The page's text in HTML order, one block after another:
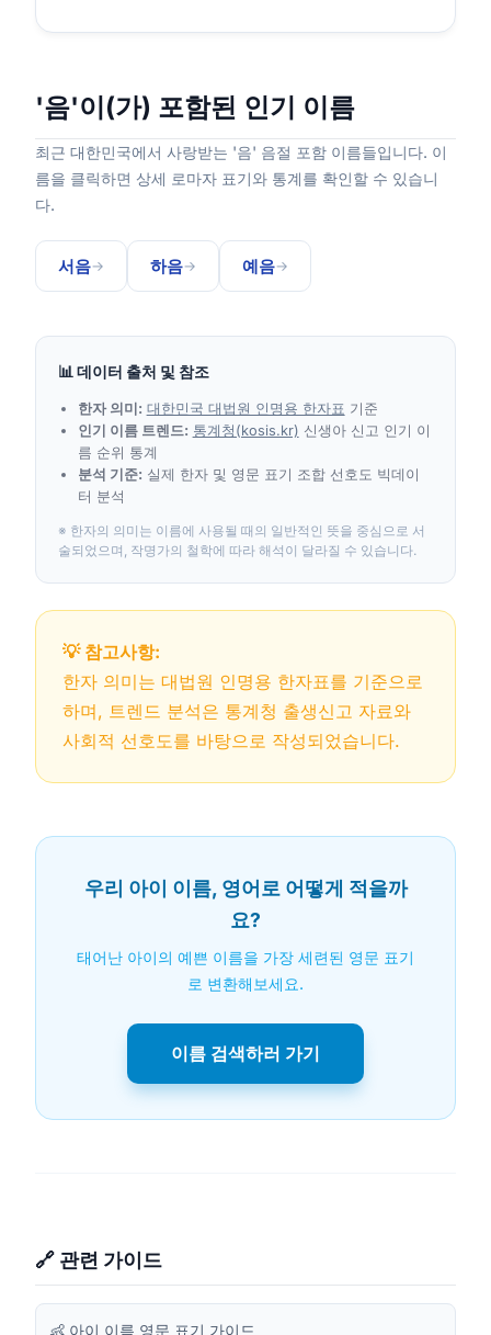
'음'이(가) 포함된 인기 이름
최근 대한민국에서 사랑받는 '음' 음절 포함 이름들입니다. 이
름을 클릭하면 상세 로마자 표기와 통계를 확인할 수 있습니
다.
서음→ 하음→ 예음→
📊 데이터 출처 및 참조
한자 의미: 대한민국 대법원 인명용 한자표 기준
인기 이름 트렌드: 통계청(kosis.kr) 신생아 신고 인기 이
름 순위 통계
분석 기준: 실제 한자 및 영문 표기 조합 선호도 빅데이
터 분석
※ 한자의 의미는 이름에 사용될 때의 일반적인 뜻을 중심으로 서
술되었으며, 작명가의 철학에 따라 해석이 달라질 수 있습니다.
💡 참고사항:
한자 의미는 대법원 인명용 한자표를 기준으로
하며, 트렌드 분석은 통계청 출생신고 자료와
사회적 선호도를 바탕으로 작성되었습니다.
우리 아이 이름, 영어로 어떻게 적을까
요?
태어난 아이의 예쁜 이름을 가장 세련된 영문 표기
로 변환해보세요.
이름 검색하러 가기
🔗 관련 가이드
👶 아이 이름 영문 표기 가이드